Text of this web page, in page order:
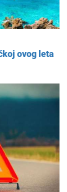
ovog leta